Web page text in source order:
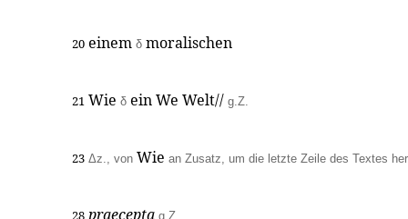
20 einem δ moralischen
21 Wie δ ein We Welt// g.Z.
23 Δz., von Wie an Zusatz, um die letzte Zeile des Textes
28 praecepta g.Z.